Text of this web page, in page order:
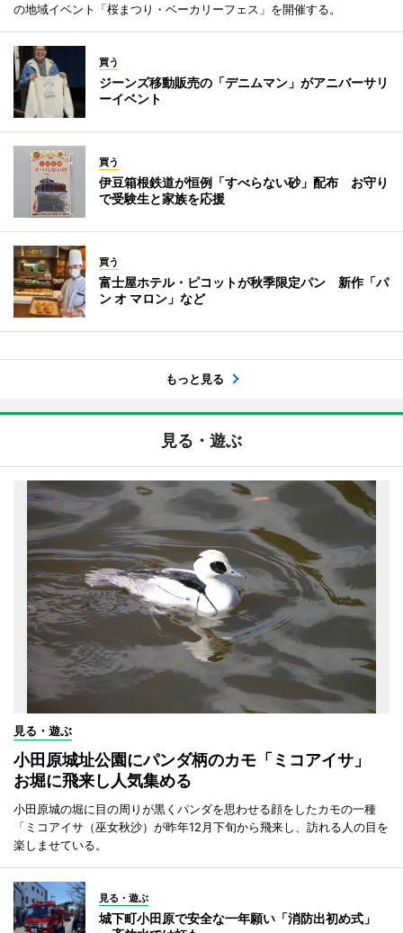
の地域イベント「桜まつり・ベーカリーフェス」を開催する。
買う
ジーンズ移動販売の「デニムマン」がアニバーサリ
ーイベント
買う
伊豆箱根鉄道が恒例「すべらない砂」配布 お守り
で受験生と家族を応援
買う
富士屋ホテル・ピコットが秋季限定パン 新作「パ
ン オ マロン」など
もっと見る
見る・遊ぶ
見る・遊ぶ
小田原城址公園にパンダ柄のカモ「ミコアイサ」
お堀に飛来し人気集める
小田原城の堀に目の周りが黒くパンダを思わせる顔をしたカモの一種
「ミコアイサ（巫女秋沙）が昨年12月下旬から飛来し、訪れる人の目を
楽しませている。
見る・遊ぶ
城下町小田原で安全な一年願い「消防出初め式」